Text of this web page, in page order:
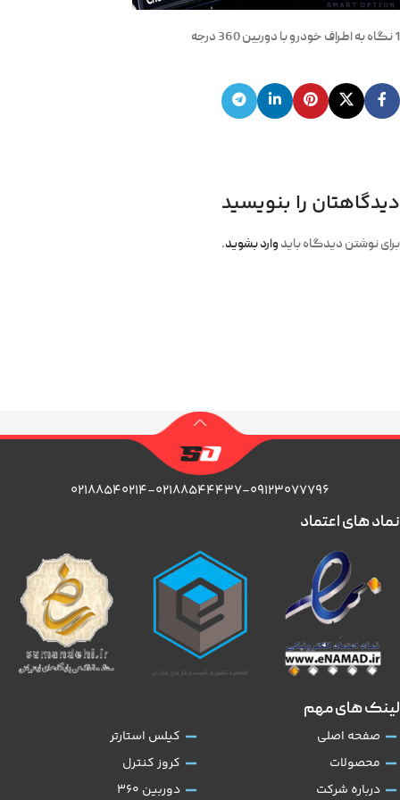
1 نگاه به اطراف خودرو با دوربین 360 درجه
دیدگاهتان را بنویسید
برای نوشتن دیدگاه باید وارد بشوید.
۰۲۱۸۸۵۴۰۲۱۴-۰۲۱۸۸۵۴۴۴۳۷-۰۹۱۲۳۰۷۷۷۹۶
لینک های مهم
صفحه اصلی
محصولات
درباره شرکت
کیلس استارتر
کروز کنترل
دوربین 360
نماد های اعتماد